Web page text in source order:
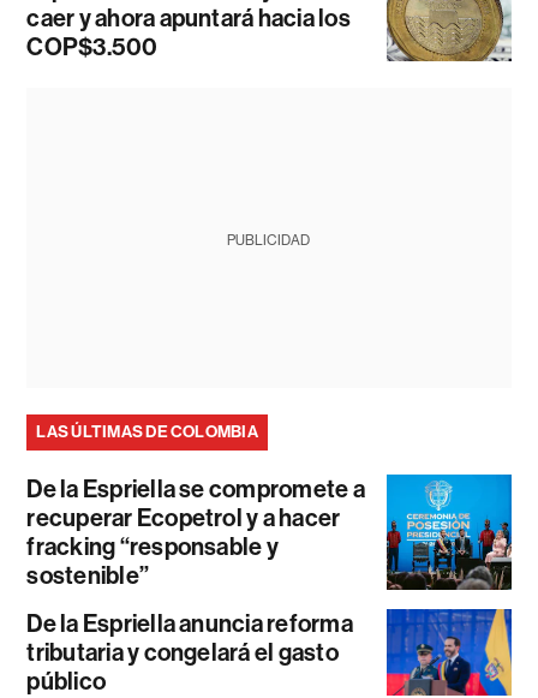
caer y ahora apuntará hacia los
COP$3.500
PUBLICIDAD
LAS ÚLTIMAS DE COLOMBIA
De la Espriella se compromete a
recuperar Ecopetrol y a hacer
fracking “responsable y
sostenible”
De la Espriella anuncia reforma
tributaria y congelará el gasto
público